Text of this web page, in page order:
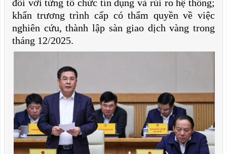
đối với từng tổ chức tín dụng và rủi ro hệ thống;
khẩn trương trình cấp có thẩm quyền về việc
nghiên cứu, thành lập sàn giao dịch vàng trong
tháng 12/2025.